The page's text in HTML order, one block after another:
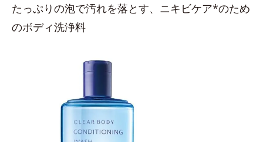
たっぷりの泡で汚れを落とす、ニキビケア*のため
のボディ洗浄料